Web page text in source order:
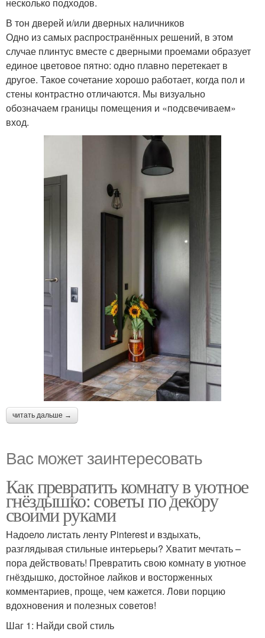
несколько подходов.
В тон дверей и/или дверных наличников
Одно из самых распространённых решений, в этом
случае плинтус вместе с дверными проемами образует
единое цветовое пятно: одно плавно перетекает в
другое. Такое сочетание хорошо работает, когда пол и
стены контрастно отличаются. Мы визуально
обозначаем границы помещения и «подсвечиваем»
вход.
читать дальше →
Вас может заинтересовать
Как превратить комнату в уютное
гнёздышко: советы по декору
своими руками
Надоело листать ленту Pinterest и вздыхать,
разглядывая стильные интерьеры? Хватит мечтать –
пора действовать! Превратить свою комнату в уютное
гнёздышко, достойное лайков и восторженных
комментариев, проще, чем кажется. Лови порцию
вдохновения и полезных советов!
Шаг 1: Найди свой стиль